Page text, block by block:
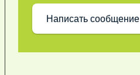
Написать сообщение